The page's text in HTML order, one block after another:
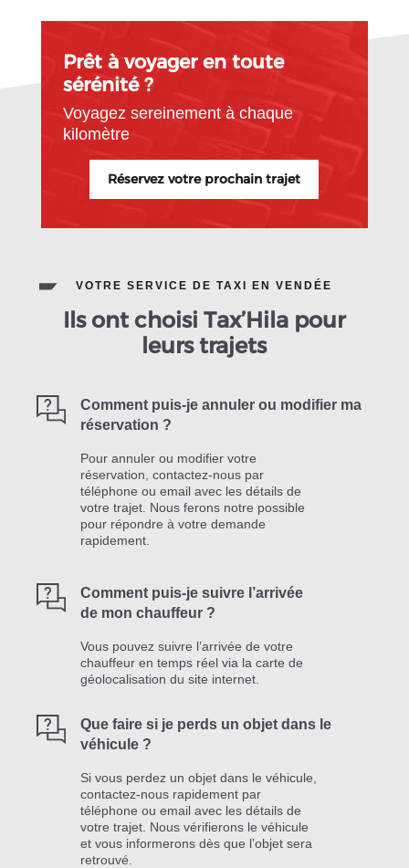
Prêt à voyager en toute
sérénité ?
Voyagez sereinement à chaque
kilomètre
Réservez votre prochain trajet
VOTRE SERVICE DE TAXI EN VENDÉE
Ils ont choisi Tax’Hila pour
leurs trajets
Comment puis-je annuler ou modifier ma
réservation ?
Pour annuler ou modifier votre
réservation, contactez-nous par
téléphone ou email avec les détails de
votre trajet. Nous ferons notre possible
pour répondre à votre demande
rapidement.
Comment puis-je suivre l’arrivée
de mon chauffeur ?
Vous pouvez suivre l’arrivée de votre
chauffeur en temps réel via la carte de
géolocalisation du site internet.
Que faire si je perds un objet dans le
véhicule ?
Si vous perdez un objet dans le véhicule,
contactez-nous rapidement par
téléphone ou email avec les détails de
votre trajet. Nous vérifierons le véhicule
et vous informerons dès que l’objet sera
retrouvé.